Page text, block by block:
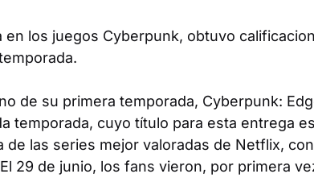
en los juegos Cyberpunk, obtuvo
de su primera temporada, Cyberpunk:
temporada, cuyo título para esta entrega es
de las series mejor valoradas de Netflix,
29 de junio, los fans vieron, por primera